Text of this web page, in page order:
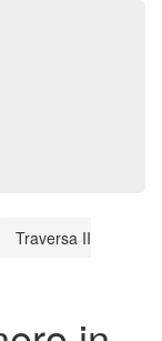
Traversa II